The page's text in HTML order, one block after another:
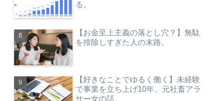
る。
【お金至上主義の落とし穴？】無駄
を排除しすぎた人の末路。
【好きなことでゆるく働く】未経験
で事業を立ち上げ10年、元社畜アラ
サー女の話。